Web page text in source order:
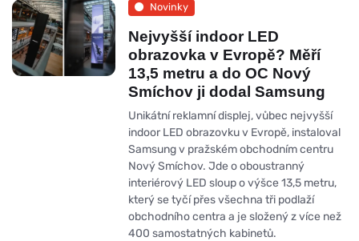
Novinky
Nejvyšší indoor LED
obrazovka v Evropě? Měří
13,5 metru a do OC Nový
Smíchov ji dodal Samsung
Unikátní reklamní displej, vůbec nejvyšší
indoor LED obrazovku v Evropě, instaloval
Samsung v pražském obchodním centru
Nový Smíchov. Jde o oboustranný
interiérový LED sloup o výšce 13,5 metru,
který se tyčí přes všechna tři podlaží
obchodního centra a je složený z více než
400 samostatných kabinetů.